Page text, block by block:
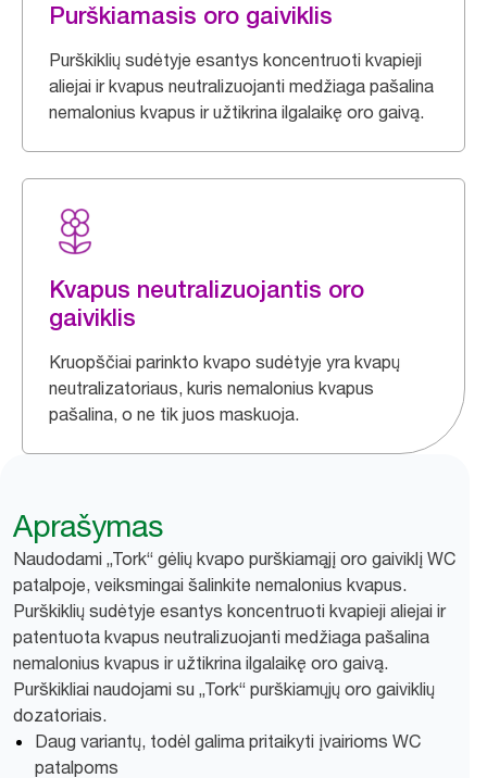
Purškiamasis oro gaiviklis
Purškiklių sudėtyje esantys koncentruoti kvapieji
aliejai ir kvapus neutralizuojanti medžiaga pašalina
nemalonius kvapus ir užtikrina ilgalaikę oro gaivą.
Kvapus neutralizuojantis oro
gaiviklis
Kruopščiai parinkto kvapo sudėtyje yra kvapų
neutralizatoriaus, kuris nemalonius kvapus
pašalina, o ne tik juos maskuoja.
Aprašymas
Naudodami „Tork“ gėlių kvapo purškiamąjį oro gaiviklį WC
patalpoje, veiksmingai šalinkite nemalonius kvapus.
Purškiklių sudėtyje esantys koncentruoti kvapieji aliejai ir
patentuota kvapus neutralizuojanti medžiaga pašalina
nemalonius kvapus ir užtikrina ilgalaikę oro gaivą.
Purškikliai naudojami su „Tork“ purškiamųjų oro gaiviklių
dozatoriais.
Daug variantų, todėl galima pritaikyti įvairioms WC
patalpoms